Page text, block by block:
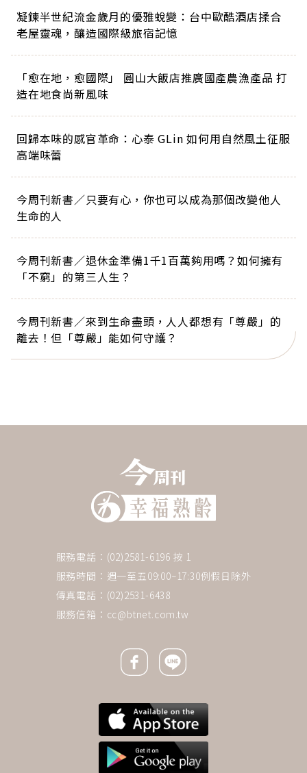
凝鍊半世紀流金歲月的優雅蛻變：台中歐酷酒店揉合
老屋靈魂，釀造國際級旅宿記憶
「愈在地，愈國際」 圓山大飯店推廣國產農漁產品 打
造在地食尚新風味
回歸本味的感官革命：心泰 GLin 如何用自然風土征服
高端味蕾
今周刊新書／只要有心，你也可以成為那個改變他人
生命的人
今周刊新書／退休金準備1千1百萬夠用嗎？如何擁有
「不窮」的第三人生？
今周刊新書／來到生命盡頭，人人都想有「尊嚴」的
離去！但「尊嚴」能如何守護？
服務電話：(02)2581-6196 按 1
服務時間：週一至五09:00~17:30例假日除外
傳真電話：(02)2531-6438
服務信箱： cc@btnet.com.tw
Facebook icon
Line icon